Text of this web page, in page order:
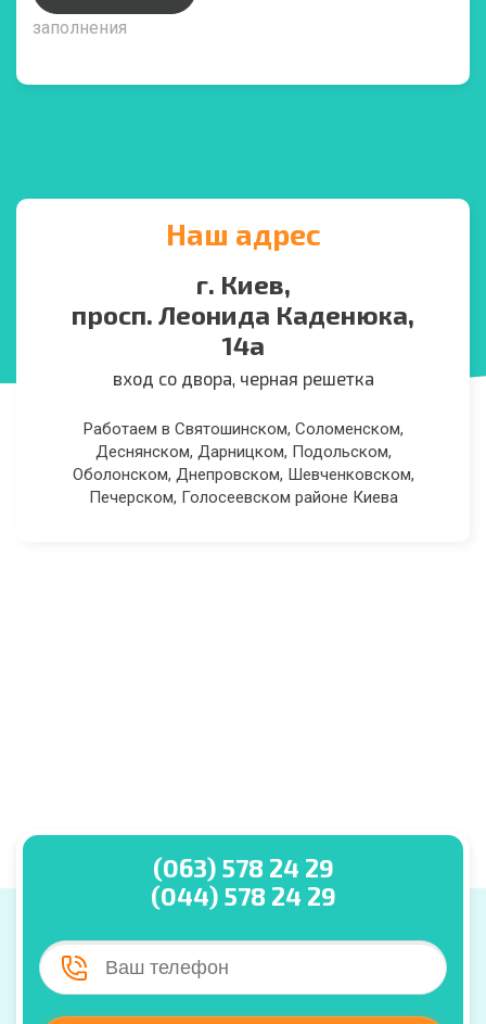
заполнения
Наш адрес
г. Киев,
просп. Леонида Каденюка,
14а
вход со двора, черная решетка
Работаем в Святошинском, Соломенском,
Деснянском, Дарницком, Подольском,
Оболонском, Днепровском, Шевченковском,
Печерском, Голосеевском районе Киева
(063) 578 24 29
(044) 578 24 29